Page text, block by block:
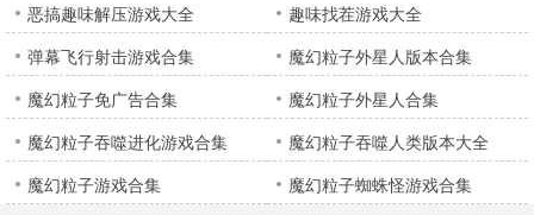
恶搞趣味解压游戏大全
趣味找茬游戏大全
弹幕飞行射击游戏合集
魔幻粒子外星人版本合集
魔幻粒子免广告合集
魔幻粒子外星人合集
魔幻粒子吞噬进化游戏合集
魔幻粒子吞噬人类版本大全
魔幻粒子游戏合集
魔幻粒子蜘蛛怪游戏合集